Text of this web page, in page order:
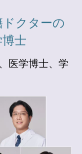
クターの
士
医学博士、学